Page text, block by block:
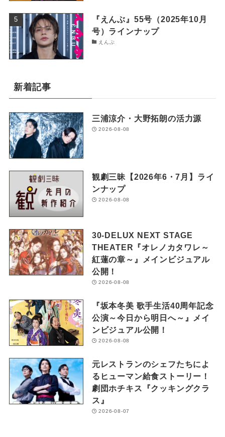
『えんぶ』55号（2025年10月
号）ラインナップ
えんぶ
新着記事
三浦涼介・大野拓朗の活力源
2026-08-08
観劇三昧【2026年6・7月】ライ
ンナップ
2026-08-08
30-DELUX NEXT STAGE
THEATER『オレノカタワレ～
紅蓮の章～』メインビジュアル
公開！
2026-08-08
『坂本冬美 歌手生活40周年記念
公演～今日から明日へ～』メイ
ンビジュアル公開！
2026-08-08
元レストランのシェフたちによ
るヒューマン給食ストーリー！
劇団ホチキス『クッキングクラ
ス』
2026-08-07